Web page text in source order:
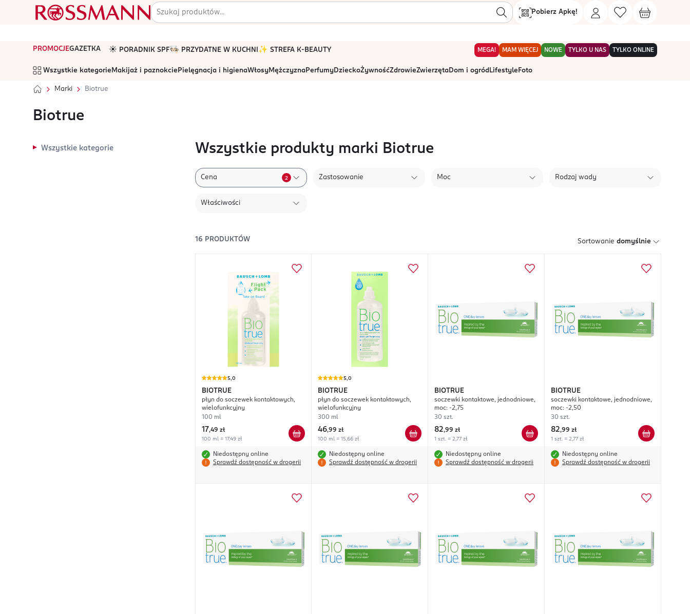
Pobierz Apkę!
PROMOCJEGAZETKA ☀️ PORADNIK SPF🧑🏻‍🍳 PRZYDATNE W KUCHNI ✨ STREFA K-BEAUTY MEGA! MAM WIĘCEJ NOWE TYLKO U NAS TYLKO ONLINE
Wszystkie kategorie Makijaż i paznokcie Pielęgnacja i higienaWłosyMężczyznaPerfumyDzieckoŻywnośćZdrowieZwierzętaDom i ogród Lifestyle Foto
Marki Biotrue
Biotrue
Wszystkie kategorie Wszystkie produkty marki Biotrue
Cena 2 Zastosowanie Moc Rodzaj wady
Właściwości
16 PRODUKTÓW Sortowanie domyślnie
5,0
BIOTRUE
płyn do soczewek kontaktowych,
wielofunkcyjny
100 ml
17,49 zł
100 ml = 17,49 zł
Niedostępny online
Sprawdź dostępność w drogerii
5,0
BIOTRUE
płyn do soczewek kontaktowych,
wielofunkcyjny
300 ml
46,99 zł
100 ml = 15,66 zł
Niedostępny online
Sprawdź dostępność w drogerii
BIOTRUE
soczewki kontaktowe, jednodniowe,
moc: -2,75
30 szt.
82,99 zł
1 szt. = 2,77 zł
Niedostępny online
Sprawdź dostępność w drogerii
BIOTRUE
soczewki kontaktowe, jednodniowe,
moc: -2,50
30 szt.
82,99 zł
1 szt. = 2,77 zł
Niedostępny online
Sprawdź dostępność w drogerii